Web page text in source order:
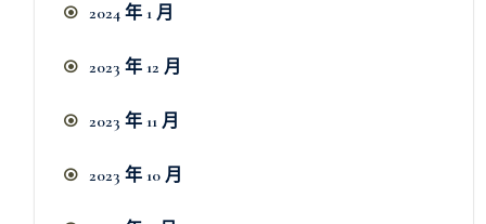
2024 年 1 月
2023 年 12 月
2023 年 11 月
2023 年 10 月